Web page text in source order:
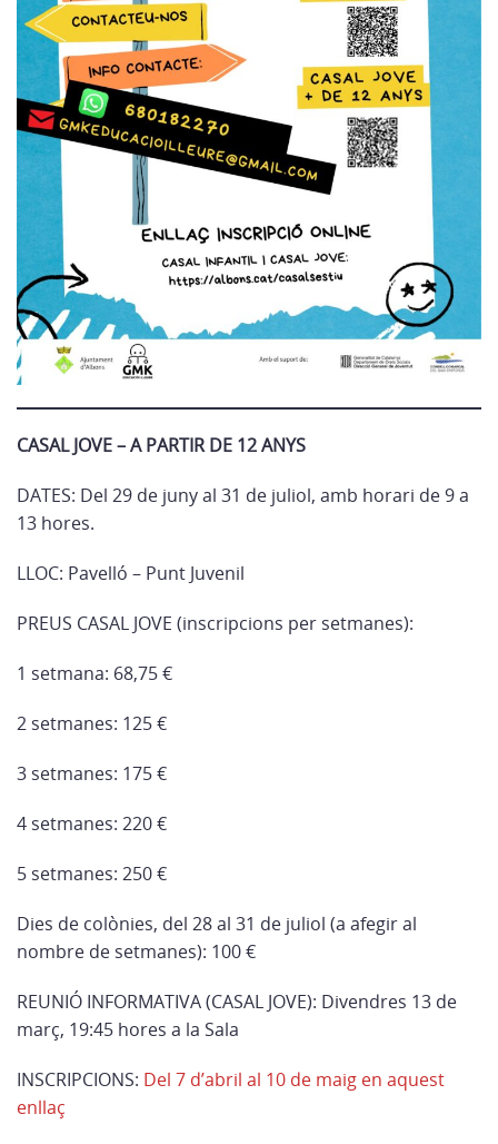
CASAL JOVE – A PARTIR DE 12 ANYS
DATES: Del 29 de juny al 31 de juliol, amb horari de 9 a
13 hores.
LLOC: Pavelló – Punt Juvenil
PREUS CASAL JOVE (inscripcions per setmanes):
1 setmana: 68,75 €
2 setmanes: 125 €
3 setmanes: 175 €
4 setmanes: 220 €
5 setmanes: 250 €
Dies de colònies, del 28 al 31 de juliol (a afegir al
nombre de setmanes): 100 €
REUNIÓ INFORMATIVA (CASAL JOVE): Divendres 13 de
març, 19:45 hores a la Sala
INSCRIPCIONS: Del 7 d’abril al 10 de maig en aquest
enllaç